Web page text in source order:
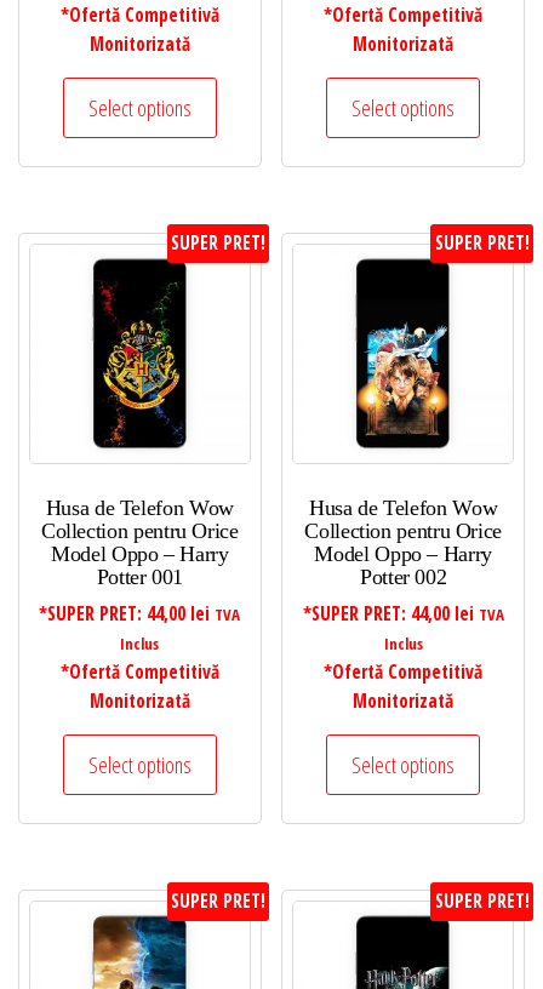
*Ofertă Competitivă
Monitorizată
Select options
*Ofertă Competitivă
Monitorizată
Select options
SUPER PRET!
Husa de Telefon Wow
Collection pentru Orice
Model Oppo – Harry
Potter 001
*SUPER PRET: 44,00 lei TVA
Inclus
*Ofertă Competitivă
Monitorizată
Select options
SUPER PRET!
Husa de Telefon Wow
Collection pentru Orice
Model Oppo – Harry
Potter 002
*SUPER PRET: 44,00 lei TVA
Inclus
*Ofertă Competitivă
Monitorizată
Select options
SUPER PRET! SUPER PRET!